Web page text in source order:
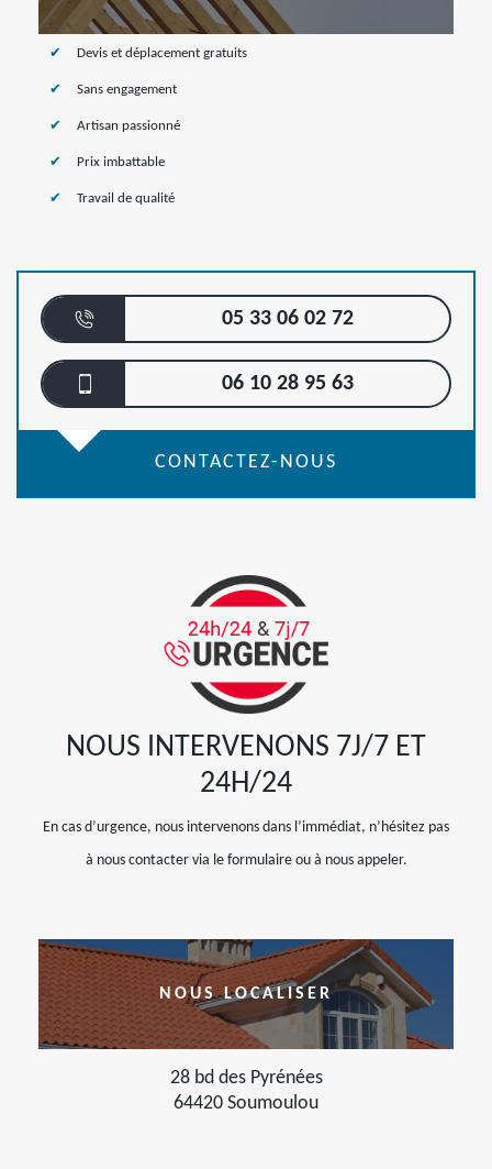
Devis et déplacement gratuits
Sans engagement
Artisan passionné
Prix imbattable
Travail de qualité
05 33 06 02 72
06 10 28 95 63
CONTACTEZ-NOUS
NOUS INTERVENONS 7J/7 ET
24H/24
En cas d’urgence, nous intervenons dans l’immédiat, n’hésitez pas
à nous contacter via le formulaire ou à nous appeler.
NOUS LOCALISER
28 bd des Pyrénées
64420 Soumoulou